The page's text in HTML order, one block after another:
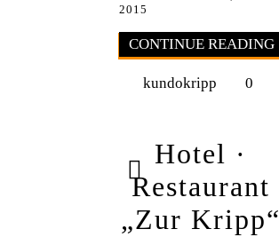
2015
CONTINUE READING
kundokripp 0
Hotel ·
Restaurant
„Zur Kripp“